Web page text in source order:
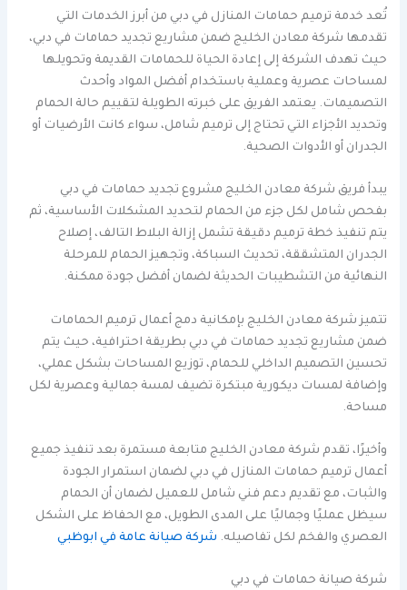
تُعد خدمة ترميم حمامات المنازل في دبي من أبرز الخدمات التي
تقدمها شركة معادن الخليج ضمن مشاريع تجديد حمامات في دبي،
حيث تهدف الشركة إلى إعادة الحياة للحمامات القديمة وتحويلها
لمساحات عصرية وعملية باستخدام أفضل المواد وأحدث
التصميمات. يعتمد الفريق على خبرته الطويلة لتقييم حالة الحمام
وتحديد الأجزاء التي تحتاج إلى ترميم شامل، سواء كانت الأرضيات أو
الجدران أو الأدوات الصحية.
يبدأ فريق شركة معادن الخليج مشروع تجديد حمامات في دبي
بفحص شامل لكل جزء من الحمام لتحديد المشكلات الأساسية، ثم
يتم تنفيذ خطة ترميم دقيقة تشمل إزالة البلاط التالف، إصلاح
الجدران المتشققة، تحديث السباكة، وتجهيز الحمام للمرحلة
النهائية من التشطيبات الحديثة لضمان أفضل جودة ممكنة.
تتميز شركة معادن الخليج بإمكانية دمج أعمال ترميم الحمامات
ضمن مشاريع تجديد حمامات في دبي بطريقة احترافية، حيث يتم
تحسين التصميم الداخلي للحمام، توزيع المساحات بشكل عملي،
وإضافة لمسات ديكورية مبتكرة تضيف لمسة جمالية وعصرية لكل
مساحة.
وأخيرًا، تقدم شركة معادن الخليج متابعة مستمرة بعد تنفيذ جميع
أعمال ترميم حمامات المنازل في دبي لضمان استمرار الجودة
والثبات، مع تقديم دعم فني شامل للعميل لضمان أن الحمام
سيظل عمليًا وجماليًا على المدى الطويل، مع الحفاظ على الشكل
العصري والفخم لكل تفاصيله. شركة صيانة عامة في ابوظبي
شركة صيانة حمامات في دبي